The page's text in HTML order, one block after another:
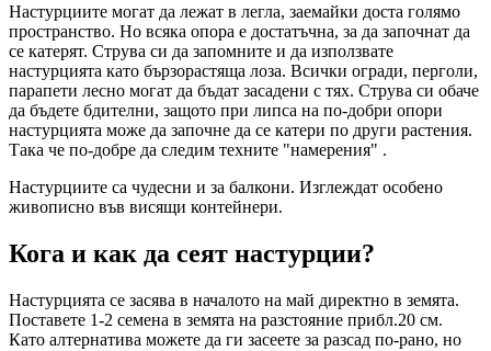
Настурциите могат да лежат в легла, заемайки доста голямо
пространство. Но всяка опора е достатъчна, за да започнат да
се катерят. Струва си да запомните и да използвате
настурцията като бързорастяща лоза. Всички огради, перголи,
парапети лесно могат да бъдат засадени с тях. Струва си обаче
да бъдете бдителни, защото при липса на по-добри опори
настурцията може да започне да се катери по други растения.
Така че по-добре да следим техните "намерения" .
Настурциите са чудесни и за балкони. Изглеждат особено
живописно във висящи контейнери.
Кога и как да сеят настурции?
Настурцията се засява в началото на май директно в земята.
Поставете 1-2 семена в земята на разстояние прибл.20 см.
Като алтернатива можете да ги засеете за разсад по-рано, но